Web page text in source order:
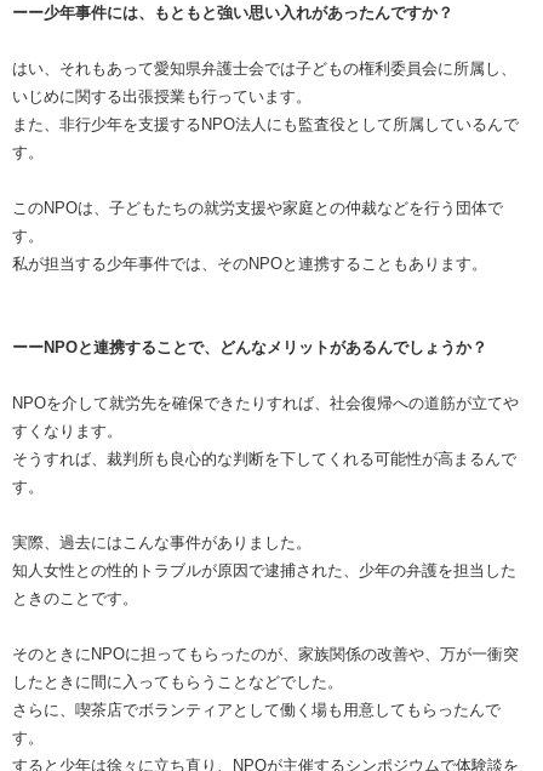
ーー少年事件には、もともと強い思い入れがあったんですか？
はい、それもあって愛知県弁護士会では子どもの権利委員会に所属し、
いじめに関する出張授業も行っています。
また、非行少年を支援するNPO法人にも監査役として所属しているんで
す。
このNPOは、子どもたちの就労支援や家庭との仲裁などを行う団体で
す。
私が担当する少年事件では、そのNPOと連携することもあります。
ーーNPOと連携することで、どんなメリットがあるんでしょうか？
NPOを介して就労先を確保できたりすれば、社会復帰への道筋が立てや
すくなります。
そうすれば、裁判所も良心的な判断を下してくれる可能性が高まるんで
す。
実際、過去にはこんな事件がありました。
知人女性との性的トラブルが原因で逮捕された、少年の弁護を担当した
ときのことです。
そのときにNPOに担ってもらったのが、家族関係の改善や、万が一衝突
したときに間に入ってもらうことなどでした。
さらに、喫茶店でボランティアとして働く場も用意してもらったんで
す。
すると少年は徐々に立ち直り、NPOが主催するシンポジウムで体験談を